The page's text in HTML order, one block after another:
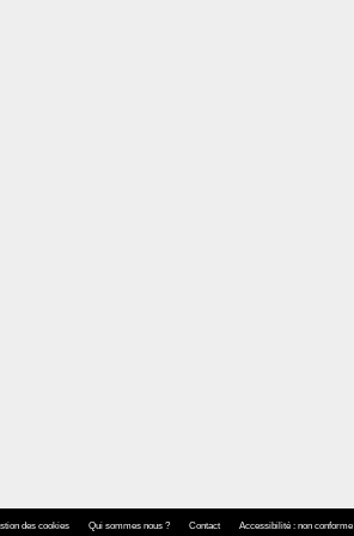
des cookies Qui sommes nous ? Contact Accessibilité : non conforme